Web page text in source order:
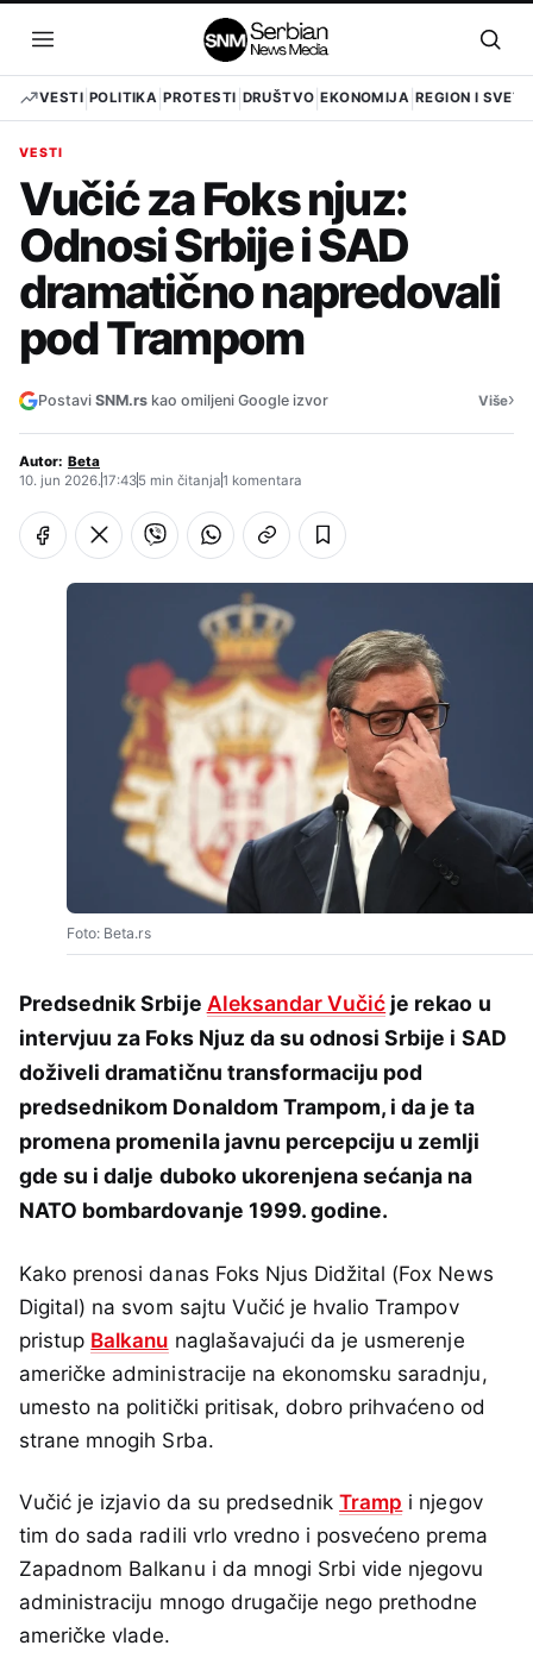
sadržaj
Otvori
meni
VESTI POLITIKA PROTESTI DRUŠTVO EKONOMIJA REGION I SVET
VESTI
Vučić za Foks njuz:
Odnosi Srbije i SAD
dramatično napredovali
pod Trampom
Postavi SNM.rs kao omiljeni Google izvor Više›
Autor: Beta
10. jun 2026.17:435 min čitanja1 komentara
Foto: Beta.rs
Predsednik Srbije Aleksandar Vučić je rekao u
intervjuu za Foks Njuz da su odnosi Srbije i SAD
doživeli dramatičnu transformaciju pod
predsednikom Donaldom Trampom, i da je ta
promena promenila javnu percepciju u zemlji
gde su i dalje duboko ukorenjena sećanja na
NATO bombardovanje 1999. godine.
Kako prenosi danas Foks Njus Didžital (Fox News
Digital) na svom sajtu Vučić je hvalio Trampov
pristup Balkanu naglašavajući da je usmerenje
američke administracije na ekonomsku saradnju,
umesto na politički pritisak, dobro prihvaćeno od
strane mnogih Srba.
Vučić je izjavio da su predsednikTramp i njegov
tim do sada radili vrlo vredno i posvećeno prema
Zapadnom Balkanu i da mnogi Srbi vide njegovu
administraciju mnogo drugačije nego prethodne
američke vlade.